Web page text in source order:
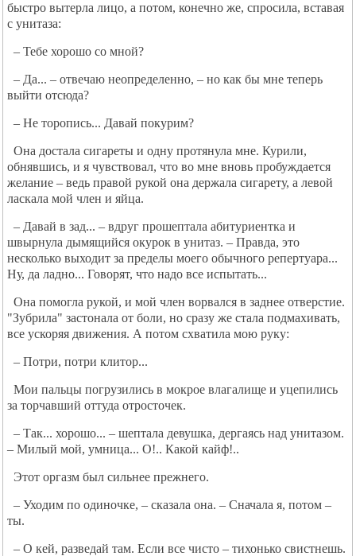
быстро вытерла лицо, а потом, конечно же, спросила, вставая
с унитаза:
– Тебе хорошо со мной?
– Да... – отвечаю неопределенно, – но как бы мне теперь
выйти отсюда?
– Не торопись... Давай покурим?
Она достала сигареты и одну протянула мне. Курили,
обнявшись, и я чувствовал, что во мне вновь пробуждается
желание – ведь правой рукой она держала сигарету, а левой
ласкала мой член и яйца.
– Давай в зад... – вдруг прошептала абитуриентка и
швырнула дымящийся окурок в унитаз. – Правда, это
несколько выходит за пределы моего обычного репертуара...
Ну, да ладно... Говорят, что надо все испытать...
Она помогла рукой, и мой член ворвался в заднее отверстие.
"Зубрила" застонала от боли, но сразу же стала подмахивать,
все ускоряя движения. А потом схватила мою руку:
– Потри, потри клитор...
Мои пальцы погрузились в мокрое влагалище и уцепились
за торчавший оттуда отросточек.
– Так... хорошо... – шептала девушка, дергаясь над унитазом.
– Милый мой, умница... О!.. Какой кайф!..
Этот оргазм был сильнее прежнего.
– Уходим по одиночке, – сказала она. – Сначала я, потом –
ты.
– О кей, разведай там. Если все чисто – тихонько свистнешь.